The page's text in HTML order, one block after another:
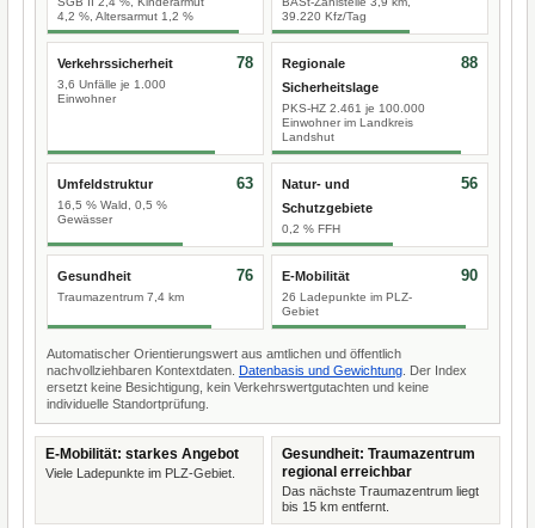
4,2 %, Altersarmut 1,2 %
39.220 Kfz/Tag
Verkehrssicherheit
3,6 Unfälle je 1.000
Einwohner
78
Regionale
Sicherheitslage
PKS-HZ 2.461 je 100.000
Einwohner im Landkreis
Landshut
88
Umfeldstruktur
16,5 % Wald, 0,5 %
Gewässer
63
Natur- und
Schutzgebiete
0,2 % FFH
56
Gesundheit
Traumazentrum 7,4 km
76 E-Mobilität
26 Ladepunkte im PLZ-
Gebiet
90
Automatischer Orientierungswert aus amtlichen und öffentlich
nachvollziehbaren Kontextdaten. Datenbasis und Gewichtung . Der Index
ersetzt keine Besichtigung, kein Verkehrswertgutachten und keine
individuelle Standortprüfung.
E-Mobilität: starkes Angebot
Viele Ladepunkte im PLZ-Gebiet.
Gesundheit: Traumazentrum
regional erreichbar
Das nächste Traumazentrum liegt
bis 15 km entfernt.